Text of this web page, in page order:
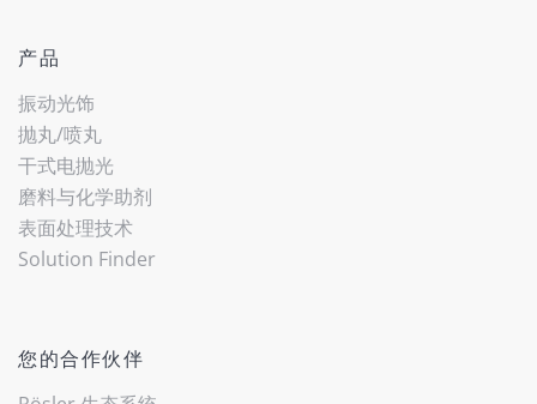
产品
振动光饰
抛丸/喷丸
干式电抛光
磨料与化学助剂
表面处理技术
Solution Finder
您的合作伙伴